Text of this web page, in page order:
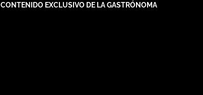
CONTENIDO EXCLUSIVO DE LA GASTRÓNOMA